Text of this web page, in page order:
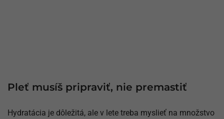
Pleť musíš pripraviť, nie premastiť
Hydratácia je dôležitá, ale v lete treba myslieť na množstvo